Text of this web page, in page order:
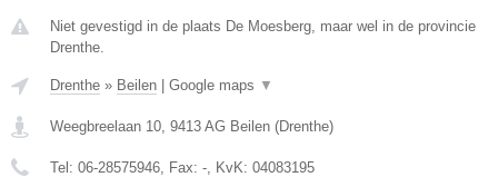
Niet gevestigd in de plaats De Moesberg, maar wel in de provincie
Drenthe.
Drenthe » Beilen | Google maps ▼
Weegbreelaan 10 9413 AG Beilen (Drenthe)
Tel: 06-28575946 , Fax: - , KvK: 04083195